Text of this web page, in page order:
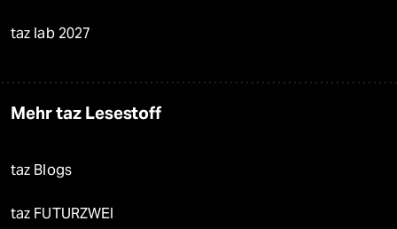
taz lab 2027
Mehr taz Lesestoff
taz Blogs
taz FUTURZWEI